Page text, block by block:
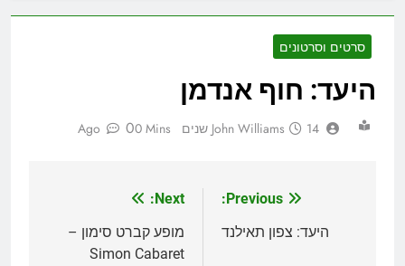
סרטים וסרטונים
היעד: חוף אנדמן
John Williams 14 שנים Ago 00 Mins
Previous:
היעד: צפון תאילנד
Next:
מופע קברט סימון –
Simon Cabaret